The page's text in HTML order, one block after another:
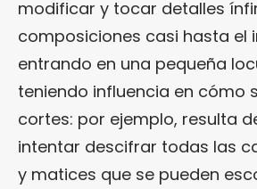
modificar y tocar detalles
composiciones casi hasta el
entrando en una pequeña
teniendo influencia en cómo
cortes: por ejemplo, resulta
intentar descifrar todas las
y matices que se pueden